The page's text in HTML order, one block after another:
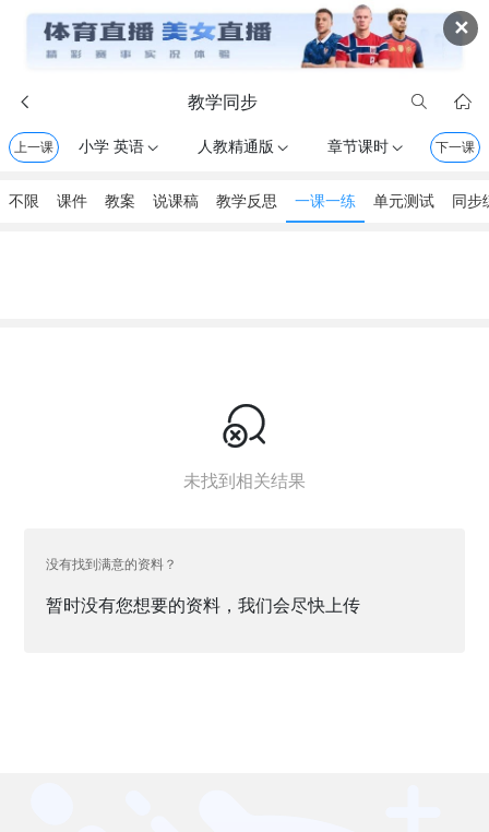
✕
 教学同步  
上一课 小学 英语 人教精通版  章节课时 下一课
不限 课件 教案 说课稿 教学反思 一课一练 单元测试 同步

未找到相关结果
没有找到满意的资料？
暂时没有您想要的资料，我们会尽快上传